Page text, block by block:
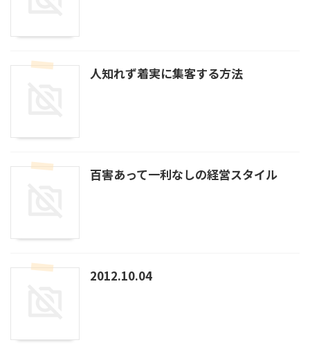
人知れず着実に集客する方法
百害あって一利なしの経営スタイル
2012.10.04